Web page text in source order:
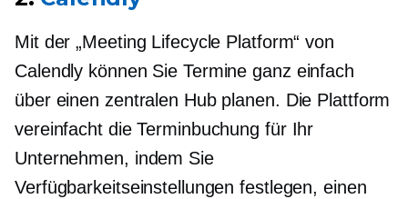
Mit der „Meeting Lifecycle Platform“ von
Calendly können Sie Termine ganz einfach
über einen zentralen Hub planen. Die Plattform
vereinfacht die Terminbuchung für Ihr
Unternehmen, indem Sie
Verfügbarkeitseinstellungen festlegen, einen